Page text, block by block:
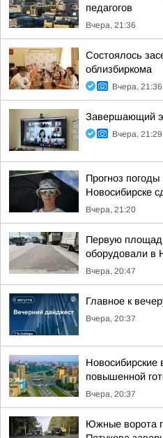
педагогов
Вчера, 21:36
Состоялось
облизбиркома
Вчера, 21:36
Завершающий
Вчера, 21:29
Прогноз погоды
Новосибирске
Вчера, 21:20
Первую
оборудовали в
Вчера, 20:47
Главное к
Вчера, 20:37
Новосибирские
повышенной
Вчера, 20:37
Южные ворота